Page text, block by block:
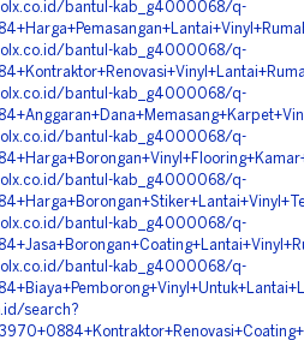
bantul-kab_g4000068/q-
bantul-kab_g4000068/q-
bantul-kab_g4000068/q-
bantul-kab_g4000068/q-
bantul-kab_g4000068/q-
bantul-kab_g4000068/q-
bantul-kab_g4000068/q-
search?